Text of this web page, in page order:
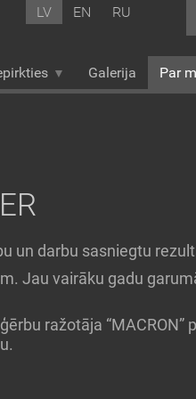
LV EN RU
Galerija Par
un darbu sasniegtu
Jau vairāku gadu
ražotāja “MACRON”